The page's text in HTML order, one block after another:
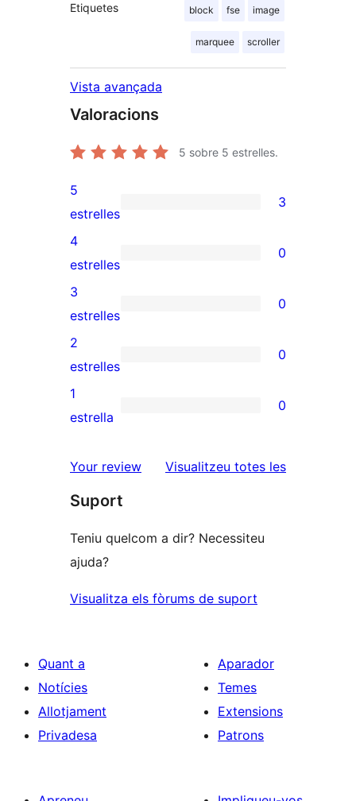
Etiquetes block fse image
marquee scroller
Vista avançada
Valoracions
5 sobre 5 estrelles.
3
valoracions
de
5
estrelles
5
estrelles
3
0
valoracions
de
4
estrelles
4
estrelles
0
0
valoracions
de
3
estrelles
3
estrelles
0
0
valoracions
de
estrelles
2
estrelles
0
0
de
estrelles
1
estrella
0
Your review Visualitzeu totes lesressenyes
Suport
Teniu quelcom a dir? Necessiteu
ajuda?
Visualitza els fòrums de suport
Quant a
Notícies
Allotjament
Privadesa
Aparador
Temes
Extensions
Patrons